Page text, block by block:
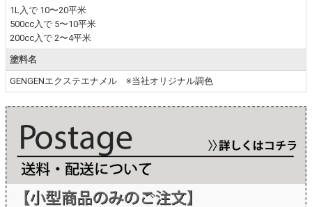
1L入で 10〜20平米
500cc入で 5〜10平米
200cc入で 2〜4平米
塗料名
GENGENエクステエナメル ※当社オリジナル調色